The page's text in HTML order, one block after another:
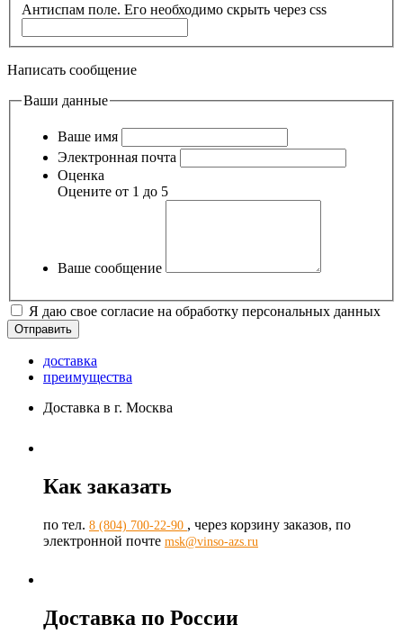
Антиспам поле. Его необходимо скрыть через css
Написать сообщение
Ваши данные
Ваше имя
Электронная почта
Оценка
Оцените от 1 до 5
Ваше сообщение
Я даю свое согласие на обработку персональных данных
доставка
преимущества
Доставка в г. Москва
Как заказать
по тел. 8 (804) 700-22-90 , через корзину заказов, по
электронной почте msk@vinso-azs.ru
Доставка по России